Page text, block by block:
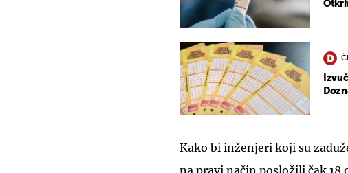
Kako bi inženjeri koji su